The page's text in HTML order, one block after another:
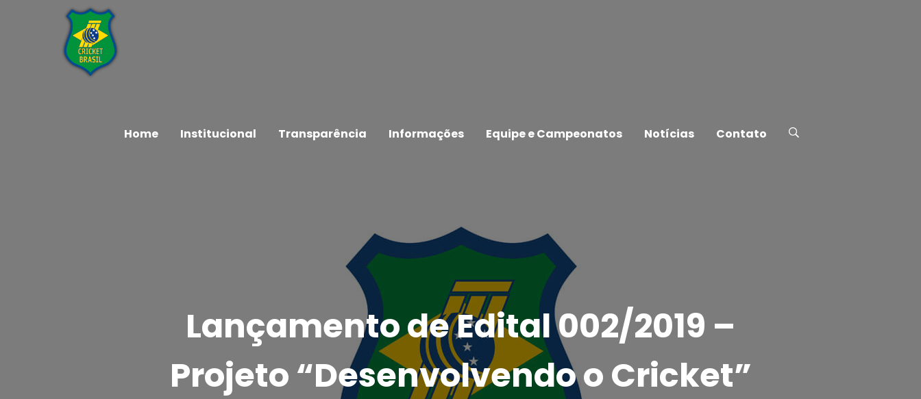
Home Institucional Transparência Informações Equipe e Campeonatos Notícias Contato
Lançamento de Edital 002/2019 –
Projeto “Desenvolvendo o Cricket”